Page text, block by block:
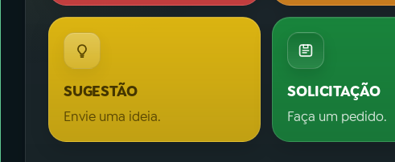
SUGESTÃO
Envie uma ideia.
SOLICITAÇÃO
Faça um pedido.